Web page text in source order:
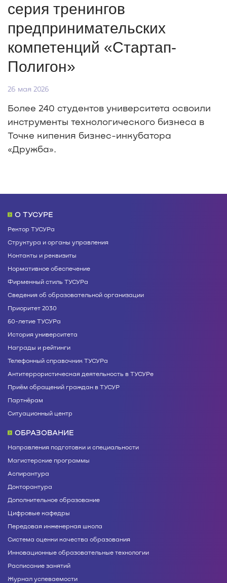
серия тренингов
предпринимательских
компетенций «Стартап-
Полигон»
26 мая 2026
Более 240 студентов университета освоили
инструменты технологического бизнеса в
Точке кипения бизнес-инкубатора
«Дружба».
О ТУСУРЕ
Ректор ТУСУРа
Структура и органы управления
Контакты и реквизиты
Нормативное обеспечение
Фирменный стиль ТУСУРа
Сведения об образовательной организации
Приоритет 2030
60-летие ТУСУРа
История университета
Награды и рейтинги
Телефонный справочник ТУСУРа
Антитеррористическая деятельность в ТУСУРе
Приём обращений граждан в ТУСУР
Партнёрам
Ситуационный центр
ОБРАЗОВАНИЕ
Направления подготовки и специальности
Магистерские программы
Аспирантура
Докторантура
Дополнительное образование
Цифровые кафедры
Передовая инженерная школа
Система оценки качества образования
Инновационные образовательные технологии
Расписание занятий
Журнал успеваемости